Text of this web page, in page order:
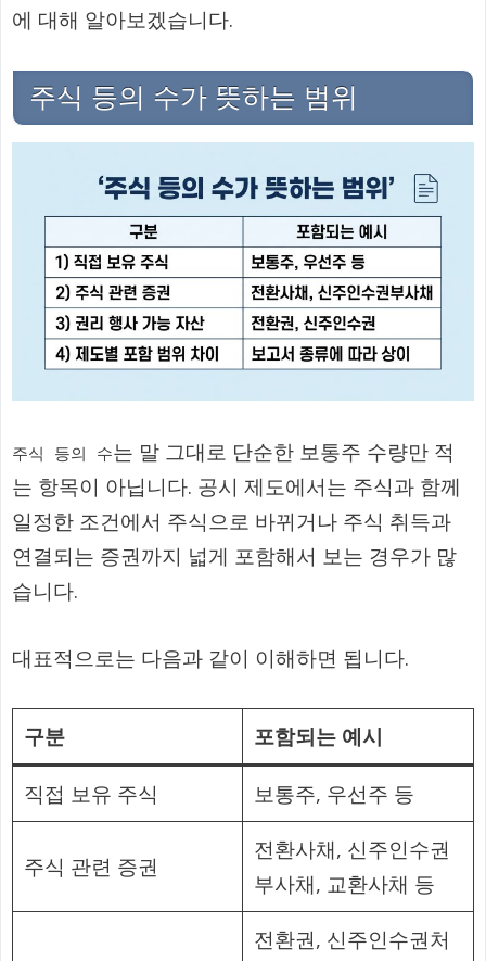
에 대해 알아보겠습니다.
주식 등의 수가 뜻하는 범위
주식 등의 수는 말 그대로 단순한 보통주 수량만 적
는 항목이 아닙니다. 공시 제도에서는 주식과 함께
일정한 조건에서 주식으로 바뀌거나 주식 취득과
연결되는 증권까지 넓게 포함해서 보는 경우가 많
습니다.
대표적으로는 다음과 같이 이해하면 됩니다.
구분 포함되는 예시
직접 보유 주식 보통주, 우선주 등
주식 관련 증권
전환사채, 신주인수권
부사채, 교환사채 등
전환권, 신주인수권처